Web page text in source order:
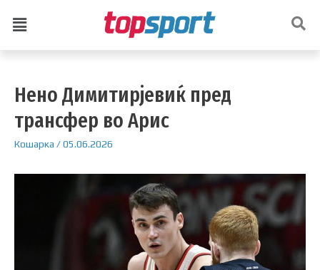
Нено Димитирјевиќ пред
трансфер во Арис
Кошарка /05.06.2026